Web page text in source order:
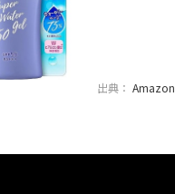
出典： Amazon